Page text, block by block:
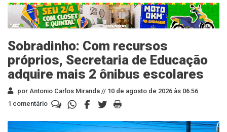
Sobradinho: Com recursos
próprios, Secretaria de Educação
adquire mais 2 ônibus escolares
por Antonio Carlos Miranda // 10 de agosto de 2026 às 06:56
1 comentário